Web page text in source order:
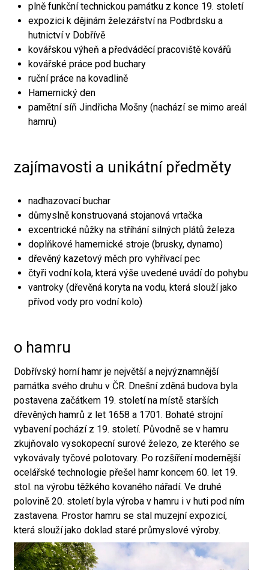
plně funkční technickou památku z konce 19. století
expozici k dějinám železářství na Podbrdsku a
hutnictví v Dobřívě
kovářskou výheň a předváděcí pracoviště kovářů
kovářské práce pod buchary
ruční práce na kovadlině
Hamernický den
pamětní síň Jindřicha Mošny (nachází se mimo areál
hamru)
zajímavosti a unikátní předměty
nadhazovací buchar
důmyslně konstruovaná stojanová vrtačka
excentrické nůžky na stříhání silných plátů železa
doplňkové hamernické stroje (brusky, dynamo)
dřevěný kazetový měch pro vyhřívací pec
čtyři vodní kola, která výše uvedené uvádí do pohybu
vantroky (dřevěná koryta na vodu, která slouží jako
přívod vody pro vodní kolo)
o hamru
Dobřívský horní hamr je největší a nejvýznamnější
památka svého druhu v ČR. Dnešní zděná budova byla
postavena začátkem 19. století na místě starších
dřevěných hamrů z let 1658 a 1701. Bohaté strojní
vybavení pochází z 19. století. Původně se v hamru
zkujňovalo vysokopecní surové železo, ze kterého se
vykovávaly tyčové polotovary. Po rozšíření modernější
ocelářské technologie přešel hamr koncem 60. let 19.
stol. na výrobu těžkého kovaného nářadí. Ve druhé
polovině 20. století byla výroba v hamru i v huti pod ním
zastavena. Prostor hamru se stal muzejní expozicí,
která slouží jako doklad staré průmyslové výroby.